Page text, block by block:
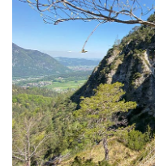
Kondition (Tourdauer):
von
Suchbegriff: